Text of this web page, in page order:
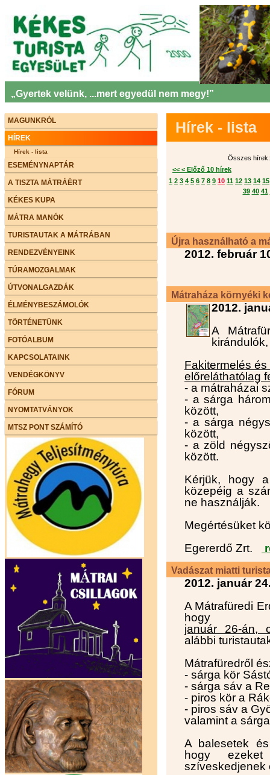
„Gyertek velünk, ...mert egyedül nem megy!”
MAGUNKRÓL
HÍREK
Hírek - lista
ESEMÉNYNAPTÁR
A TISZTA MÁTRÁÉRT
KÉKES KUPA
MÁTRA MANÓK
TURISTAUTAK A MÁTRÁBAN
RENDEZVÉNYEINK
TÚRAMOZGALMAK
ÚTVONALGAZDÁK
ÉLMÉNYBESZÁMOLÓK
TÖRTÉNETÜNK
FOTÓALBUM
KAPCSOLATAINK
VENDÉGKÖNYV
FÓRUM
NYOMTATVÁNYOK
MTSZ PONT SZÁMÍTÓ
Hírek - lista
Összes hírek:
<< < Előző 10 hírek
1 2 3 4 5 6 7 8 9 10 11 12 13 14 15
39 40 41
Újra használható a
2012. február
Mátraháza környéki
2012.
A
Fakitermelés
előreláthatólag
- a mátraházai
- a sárga
között,
- a sárga
között,
- a zöld
között.
Kérjük, hogy
közepéig a
ne használják.
Megértésüket
Egererdő Zrt.
Vadászat miatti
2012. január
A Mátrafüredi
hogy
január 26-án,
alábbi
Mátrafüredről
- sárga kör
- sárga sáv a
- piros kör a
- piros sáv a
valamint a
A balesetek
hogy
szíveskedjenek